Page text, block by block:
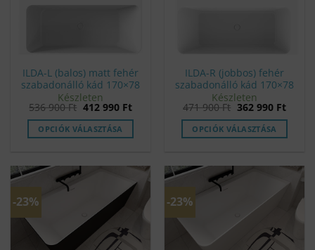
ILDA-L (balos) matt fehér
szabadonálló kád 170×78
Készleten
536 900Ft Original
was:
536
412 990 FtCurrent
is:
412
OPCIÓK VÁLASZTÁSA
ILDA-R (jobbos) fehér
szabadonálló kád 170×78
Készleten
471 900Ft Original
was:
471
362 990 Ft
is:
362
OPCIÓK VÁLASZTÁSA
-23% -23%